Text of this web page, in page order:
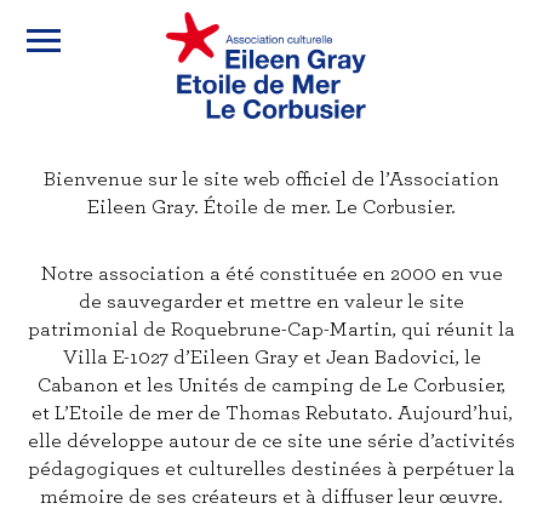
Association
culturelle
Gray,
Etoile
de
Mer,
Le
Corbusier
Bienvenue sur le site web officiel de l’Association
Eileen Gray. Étoile de mer. Le Corbusier.
Notre association a été constituée en 2000 en vue
de sauvegarder et mettre en valeur le site
patrimonial de Roquebrune-Cap-Martin, qui réunit la
Villa E-1027 d’Eileen Gray et Jean Badovici, le
Cabanon et les Unités de camping de Le Corbusier,
et L’Etoile de mer de Thomas Rebutato. Aujourd’hui,
elle développe autour de ce site une série d’activités
pédagogiques et culturelles destinées à perpétuer la
mémoire de ses créateurs et à diffuser leur œuvre.